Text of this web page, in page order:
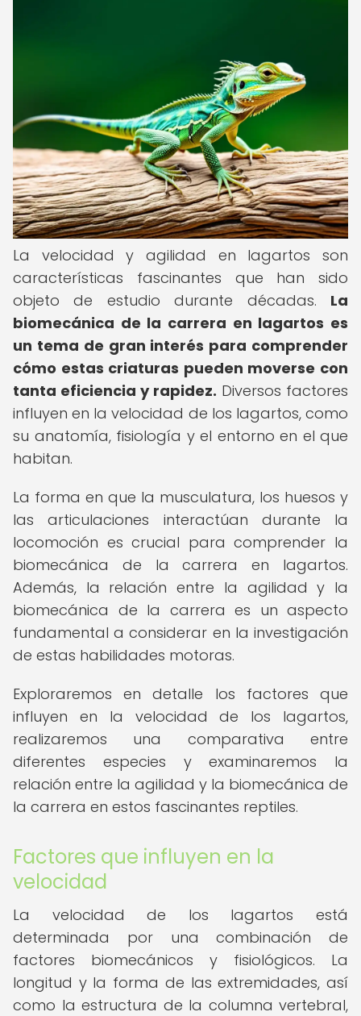
La velocidad y agilidad en lagartos son
características fascinantes que han sido
objeto de estudio durante décadas. La
biomecánica de la carrera en lagartos es
un tema de gran interés para comprender
cómo estas criaturas pueden moverse con
tanta eficiencia y rapidez. Diversos factores
influyen en la velocidad de los lagartos, como
su anatomía, fisiología y el entorno en el que
habitan.
La forma en que la musculatura, los huesos y
las articulaciones interactúan durante la
locomoción es crucial para comprender la
biomecánica de la carrera en lagartos.
Además, la relación entre la agilidad y la
biomecánica de la carrera es un aspecto
fundamental a considerar en la investigación
de estas habilidades motoras.
Exploraremos en detalle los factores que
influyen en la velocidad de los lagartos,
realizaremos una comparativa entre
diferentes especies y examinaremos la
relación entre la agilidad y la biomecánica de
la carrera en estos fascinantes reptiles.
Factores que influyen en la
velocidad
La velocidad de los lagartos está
determinada por una combinación de
factores biomecánicos y fisiológicos. La
longitud y la forma de las extremidades, así
como la estructura de la columna vertebral,